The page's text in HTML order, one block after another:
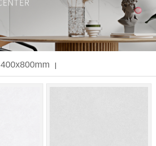
400x800mm |